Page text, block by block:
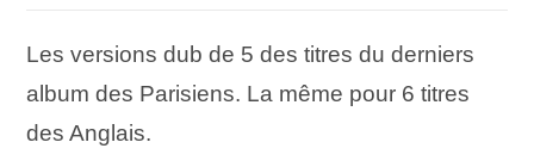
Les versions dub de 5 des titres du derniers
album des Parisiens. La même pour 6 titres
des Anglais.